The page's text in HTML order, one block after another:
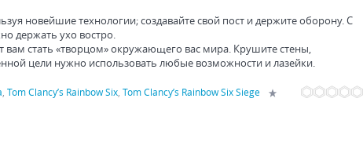
новейшие технологии; создавайте свой пост и держите оборону. С
держать ухо востро.
стать «творцом» окружающего вас мира. Крушите стены,
цели нужно использовать любые возможности и лазейки.
Tom Clancy’s Rainbow Six Tom Clancy’s Rainbow Six Siege